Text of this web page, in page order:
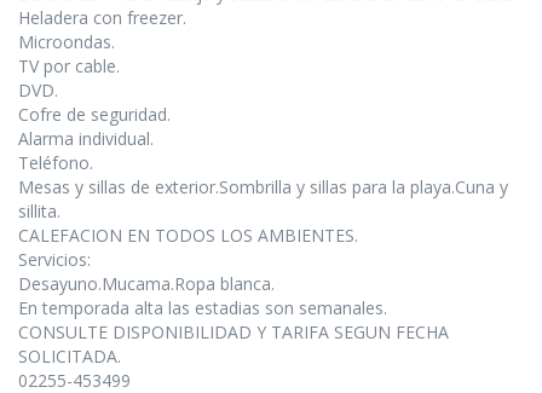
Heladera con freezer.
Microondas.
TV por cable.
DVD.
Cofre de seguridad.
Alarma individual.
Teléfono.
Mesas y sillas de exterior.Sombrilla y sillas para la playa.Cuna y
sillita.
CALEFACION EN TODOS LOS AMBIENTES.
Servicios:
Desayuno.Mucama.Ropa blanca.
En temporada alta las estadias son semanales.
CONSULTE DISPONIBILIDAD Y TARIFA SEGUN FECHA
SOLICITADA.
02255-453499